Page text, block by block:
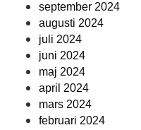
september 2024
augusti 2024
juli 2024
juni 2024
maj 2024
april 2024
mars 2024
februari 2024